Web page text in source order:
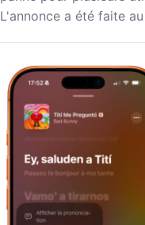
L'annonce a été faite